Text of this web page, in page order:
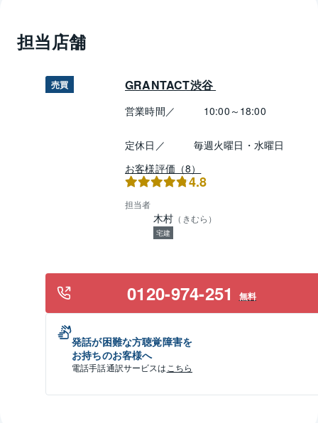
担当店舗
売買 GRANTACT渋谷
営業時間／ 10:00～18:00
定休日／
毎週火曜日・水曜日
お客様評価（8）
4.8
担当者
木村 （ きむら ）
宅建
0120-974-251 無料
発話が困難な方聴覚障害を
お持ちのお客様へ
電話手話通訳サービスは こちら